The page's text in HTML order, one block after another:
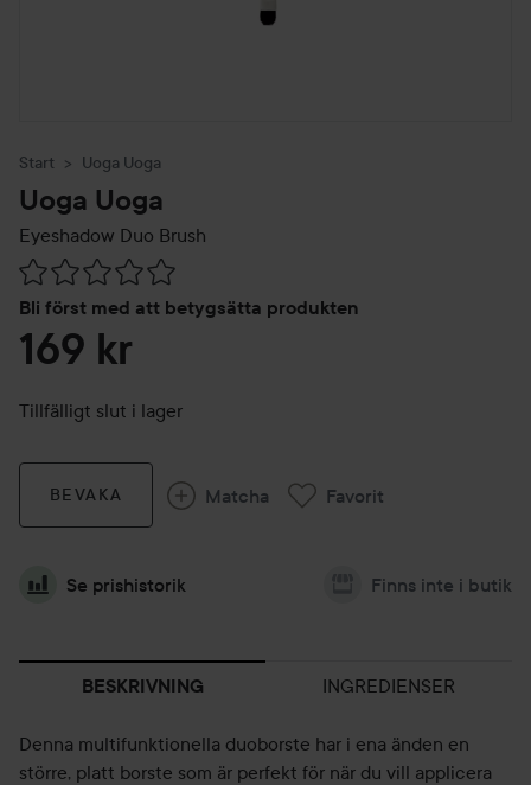
Start Uoga Uoga
Uoga Uoga
Eyeshadow Duo Brush
Bli först med att betygsätta produkten
Hoppa till Betyg & kommentarer
169 kr
Tillfälligt slut i lager
BEVAKA Matcha Favorit
Se prishistorik Finns inte i butik
BESKRIVNING INGREDIENSER
Denna multifunktionella duoborste har i ena änden en
större, platt borste som är perfekt för när du vill applicera